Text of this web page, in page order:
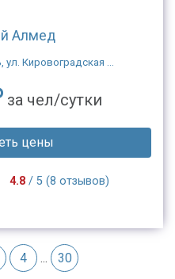
Алмед
ул. Кировоградская ...
за чел/сутки
цены
4.8/ 5 (8 отзывов)
4 ... 30